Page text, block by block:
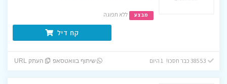
מבצע ללא תפוגה
קח דיל
שיתוף בוואטסאפ העתק URL